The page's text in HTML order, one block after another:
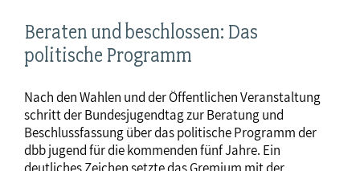
Beraten und beschlossen: Das
politische Programm
Nach den Wahlen und der Öffentlichen Veranstaltung
schritt der Bundesjugendtag zur Beratung und
Beschlussfassung über das politische Programm der
dbb jugend für die kommenden fünf Jahre. Ein